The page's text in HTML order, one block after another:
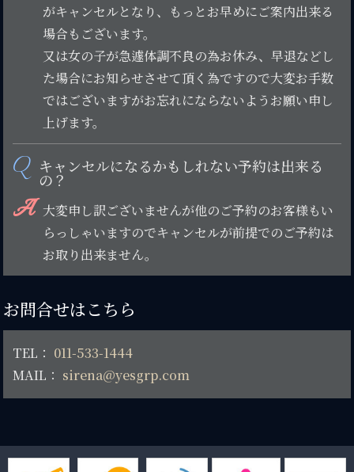
がキャンセルとなり、もっとお早めにご案内出来る
場合もございます。
又は女の子が急遽体調不良の為お休み、早退などし
た場合にお知らせさせて頂く為ですので大変お手数
ではございますがお忘れにならないようお願い申し
上げます。
Q キャンセルになるかもしれない予約は出来る
の？
A 大変申し訳ございませんが他のご予約のお客様もい
らっしゃいますのでキャンセルが前提でのご予約は
お取り出来ません。
お問合せはこちら
TEL： 011-533-1444
MAIL： sirena@yesgrp.com